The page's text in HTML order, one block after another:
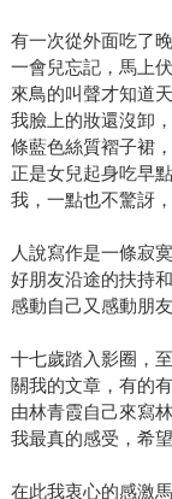
有一次從外面吃了
一會兒忘記，馬上
來鳥的叫聲才知道
我臉上的妝還沒卸
條藍色絲質褶子裙
正是女兒起身吃早
我，一點也不驚訝
人說寫作是一條寂
好朋友沿途的扶持
感動自己又感動朋
十七歲踏入影圈，
關我的文章，有的
由林青霞自己來寫
我最真的感受，希望
在此我衷心的感激